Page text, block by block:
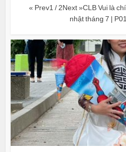
« Prev1 / 2Next »CLB Vui là
nhật tháng 7 |